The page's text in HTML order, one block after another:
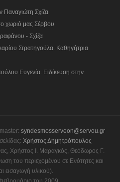
Παναγιώτη Σχίζα
χωριό μας Σέρβου
- Σχίζα
Στρατηγούλα. Καθηγήτρια
Ευγενία. Ειδίκευση στην
syndesmosserveon@servou.gr
Χρήστος Δημητρόπουλος
Χρήστος Ι. Μαραγκός, Θεόδωρος Γ.
του περιεχομένου σε Ενότητες και
εισαγωγή υλικού).